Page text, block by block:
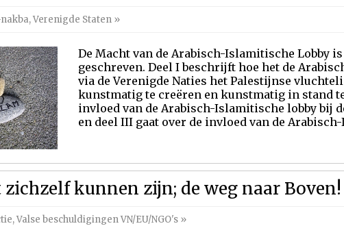
,Verenigde Staten »
De Macht van de Arabisch-Islamitische Lobby
geschreven. Deel I beschrijft hoe het de
via de Verenigde Naties het Palestijnse
kunstmatig te creëren en kunstmatig in stand
invloed van de Arabisch-Islamitische lobby bij
en deel III gaat over de invloed van de
kunnen zijn; de weg naar Boven!
,Valse beschuldigingen VN/EU/NGO's »